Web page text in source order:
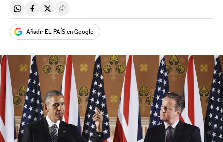
Compartir en Whatsapp
Compartir en Facebook
Compartir en Twitter
Desplegar Redes Sociales
Añadir EL PAÍS en Google